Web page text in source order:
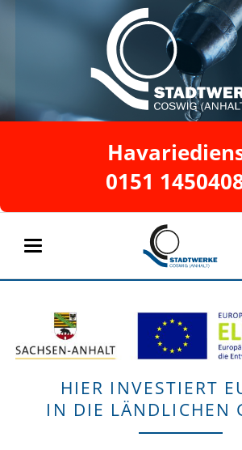
0151
HIER INVESTIERT
IN DIE LÄNDLICHEN